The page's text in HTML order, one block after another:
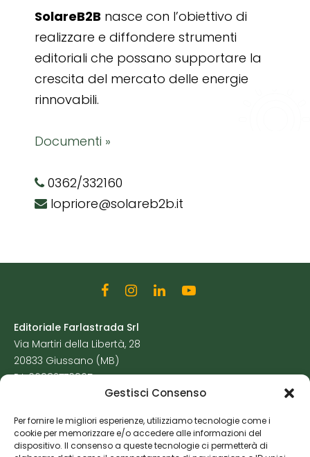
Gestisci Consenso
Per fornire le migliori esperienze, utilizziamo tecnologie come i
cookie per memorizzare e/o accedere alle informazioni del
dispositivo. Il consenso a queste tecnologie ci permetterà di
SolareB2B nasce con l’obiettivo di
realizzare e diffondere strumenti
editoriali che possano supportare la
crescita del mercato delle energie
rinnovabili.
Documenti »
0362/332160
lopriore@solareb2b.it
Editoriale Farlastrada Srl
Via Martiri della Libertà, 28
20833 Giussano (MB)
P.I. 06982770965
Cookie Policy
Risorse Aggiuntive